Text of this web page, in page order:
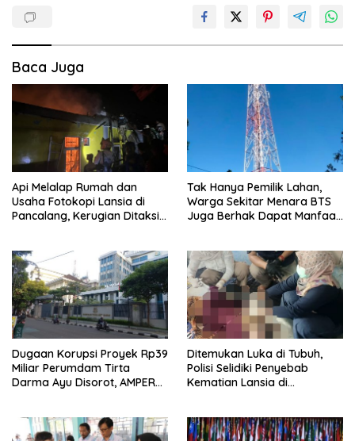
Baca Juga
Api Melalap Rumah dan
Usaha Fotokopi Lansia di
Pancalang, Kerugian Ditaksir
Tak Hanya Pemilik Lahan,
Warga Sekitar Menara BTS
Juga Berhak Dapat Manfaat
Dugaan Korupsi Proyek Rp39
Miliar Perumdam Tirta
Darma Ayu Disorot, AMPERA
Ditemukan Luka di Tubuh,
Polisi Selidiki Penyebab
Kematian Lansia di